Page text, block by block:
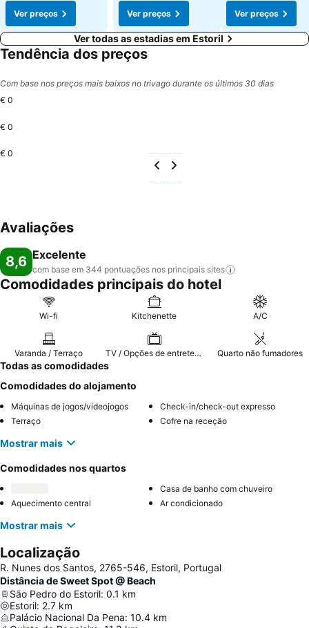
Ver preços
Ver preços
Ver preços
Ver todas as estadias em Estoril
Tendência dos preços
Com base nos preços mais baixos no trivago durante os últimos 30 dias
€ 0
€ 0
€ 0
Avaliações
8,6 Excelente
com base em 344 pontuações nos principais sites
Comodidades principais do hotel
Wi-fi Kitchenette A/C
Varanda / Terraço TV / Opções de entretenimento Quarto não fumadores
Todas as comodidades
Comodidades do alojamento
Máquinas de jogos/videojogos
Check-in/check-out expresso
Terraço
Cofre na receção
Mostrar mais
Comodidades nos quartos
Casa de banho com chuveiro
Aquecimento central
Ar condicionado
Mostrar mais
Localização
R. Nunes dos Santos, 2765-546, Estoril, Portugal
Distância de Sweet Spot @ Beach
São Pedro do Estoril: 0.1 km
Estoril: 2.7 km
Palácio Nacional Da Pena: 10.4 km